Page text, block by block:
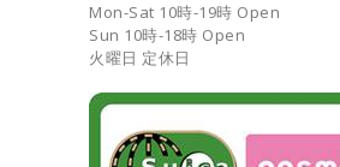
Mon-Sat 10時-19時 Open
Sun 10時-18時 Open
火曜日 定休日